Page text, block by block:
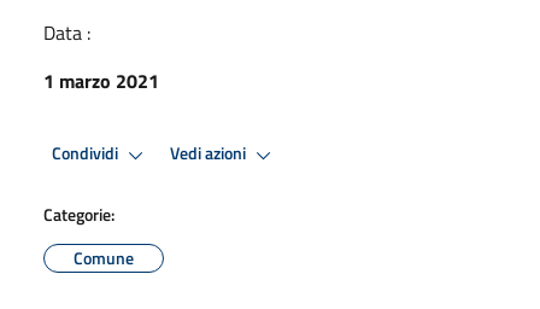
Data :
1 marzo 2021
Condividi Vedi azioni
Categorie:
Comune